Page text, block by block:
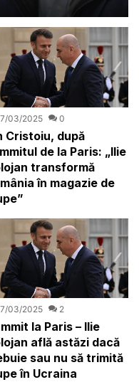
să poată fi
03/2025 0
Cristoiu, după
de la Paris: „Ilie
transformă
în magazie de
03/2025 2
la Paris – Ilie
află astăzi dacă
sau nu să trimită
în Ucraina